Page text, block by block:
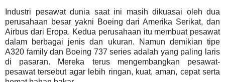
Industri pesawat dunia saat ini masih dikuasai oleh dua
perusahaan besar yakni Boeing dari Amerika Serikat, dan
Airbus dari Eropa. Kedua perusahaan itu membuat pesawat
dalam berbagai jenis dan ukuran. Namun demikian tipe
A320 family dan Boeing 737 series adalah yang paling laris
di pasaran. Mereka terus mengembangkan pesawat-
pesawat tersebut agar lebih ringan, kuat, aman, cepat serta